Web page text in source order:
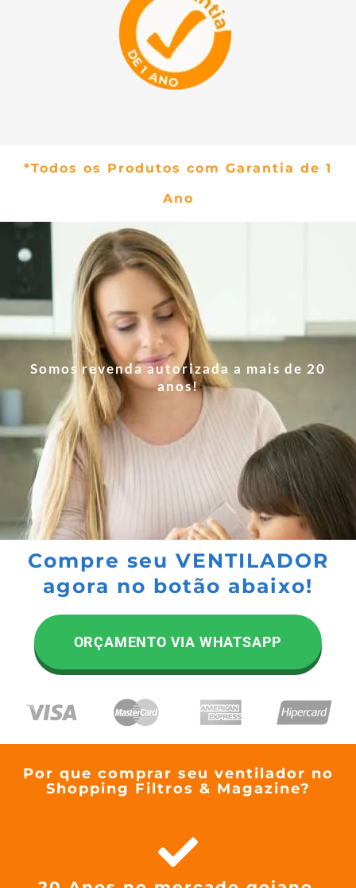
*Todos os Produtos com Garantia de 1
Ano
Somos revenda autorizada a mais de 20
anos!
Compre seu VENTILADOR
agora no botão abaixo!
ORÇAMENTO VIA WHATSAPP
Por que comprar seu ventilador no
Shopping Filtros & Magazine?